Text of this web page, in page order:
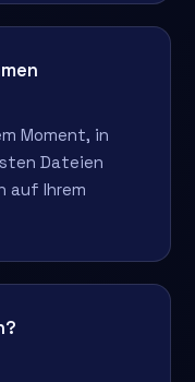
Moment, in
Dateien
auf Ihrem